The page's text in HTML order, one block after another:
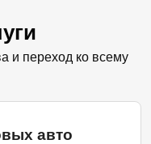
и переход ко всему
авто